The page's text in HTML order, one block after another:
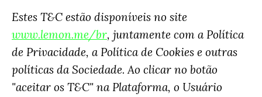
Estes T&C estão disponíveis no site
www.lemon.me/br, juntamente com a Política
de Privacidade, a Política de Cookies e outras
políticas da Sociedade. Ao clicar no botão
"aceitar os T&C" na Plataforma, o Usuário